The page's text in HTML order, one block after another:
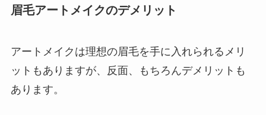
眉毛アートメイクのデメリット
アートメイクは理想の眉毛を手に入れられるメリ
ットもありますが、反面、もちろんデメリットも
あります。